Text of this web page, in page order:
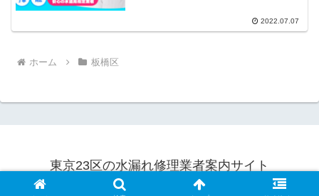
2022.07.07
ホーム 板橋区
東京23区の水漏れ修理業者案内サイト
© 2022 東京23区の水漏れ修理業者案内サイト.